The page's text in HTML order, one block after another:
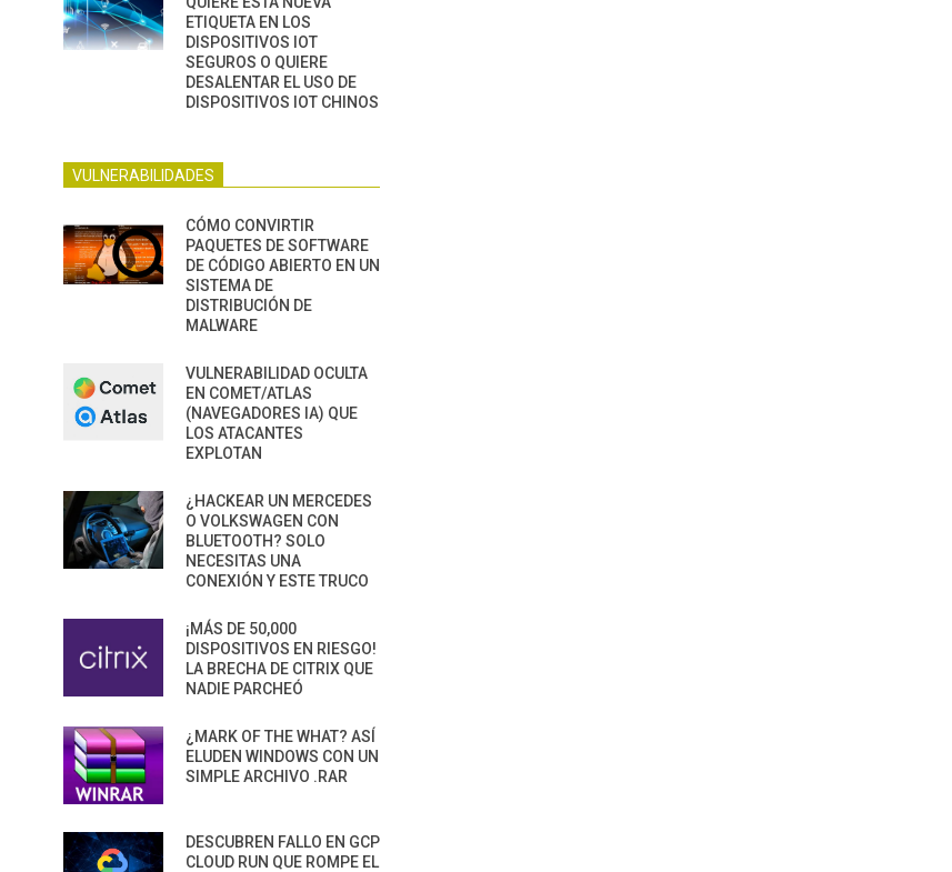
ETIQUETA EN LOS
DISPOSITIVOS IOT
SEGUROS O QUIERE
DESALENTAR EL USO DE
DISPOSITIVOS IOT CHINOS
VULNERABILIDADES
CÓMO CONVIRTIR
PAQUETES DE SOFTWARE
DE CÓDIGO ABIERTO EN UN
SISTEMA DE
DISTRIBUCIÓN DE
MALWARE
VULNERABILIDAD OCULTA
EN COMET/ATLAS
(NAVEGADORES IA) QUE
LOS ATACANTES
EXPLOTAN
¿HACKEAR UN MERCEDES
O VOLKSWAGEN CON
BLUETOOTH? SOLO
NECESITAS UNA
CONEXIÓN Y ESTE TRUCO
¡MÁS DE 50,000
DISPOSITIVOS EN RIESGO!
LA BRECHA DE CITRIX QUE
NADIE PARCHEÓ
¿MARK OF THE WHAT? ASÍ
ELUDEN WINDOWS CON UN
SIMPLE ARCHIVO .RAR
DESCUBREN FALLO EN GCP
CLOUD RUN QUE ROMPE EL